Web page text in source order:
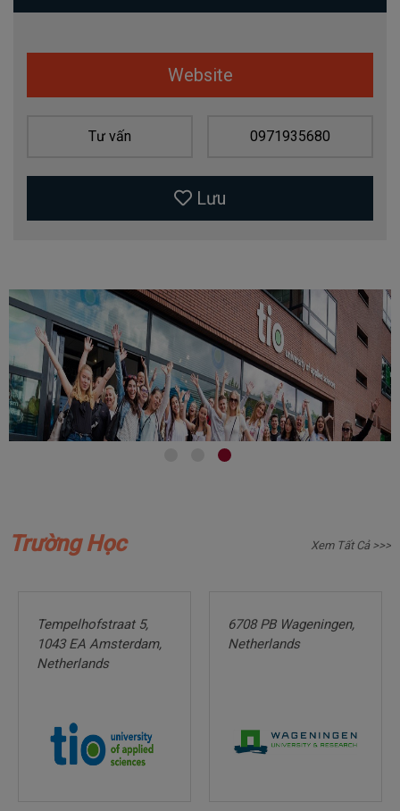
Website
Tư vấn 0971935680
Lưu
Trường Học Xem Tất Cả >>>
Tempelhofstraat 5,
1043 EA Amsterdam,
Netherlands
6708 PB Wageningen,
Netherlands